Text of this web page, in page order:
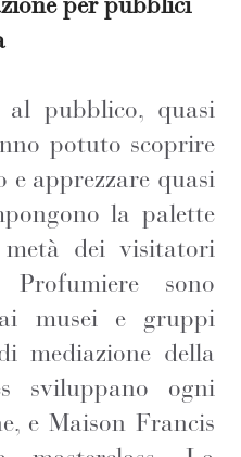
pubblico, quasi
potuto scoprire
apprezzare quasi
la palette
dei visitatori
sono
musei e gruppi
mediazione della
sviluppano ogni
e Maison Francis